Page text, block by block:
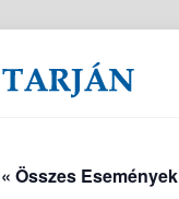
« Összes Események